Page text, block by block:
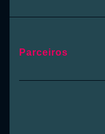
Parceiros